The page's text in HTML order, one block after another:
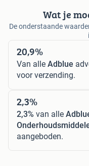
Wat je
De onderstaande
20,9%
Van alle Adblue
voor verzending.
2,3%
2,3% van alle
aangeboden.